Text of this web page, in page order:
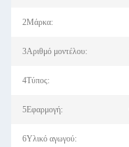
2Μάρκα:
3Αριθμό μοντέλου:
4Τύπος:
5Εφαρμογή:
6Υλικό αγωγού: